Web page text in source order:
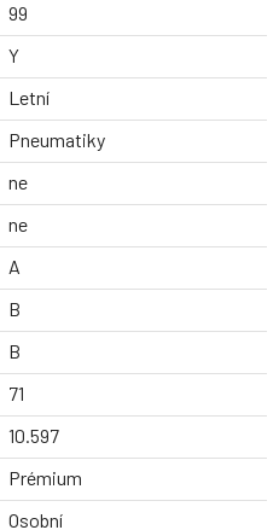
99
Y
Letní
Pneumatiky
ne
ne
A
B
B
71
10.597
Prémium
Osobní